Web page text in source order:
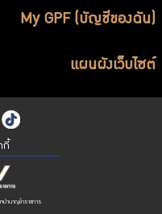
My GPF (บัญชีของฉัน)
แผนผังเว็บไซต์
กี้
บำนาญข้าราชการ